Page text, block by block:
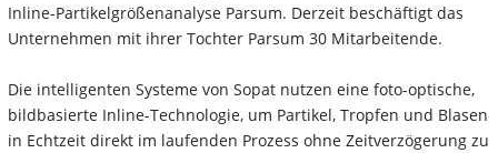
Inline-Partikelgrößenanalyse Parsum. Derzeit beschäftigt das
Unternehmen mit ihrer Tochter Parsum 30 Mitarbeitende.
Die intelligenten Systeme von Sopat nutzen eine foto-optische,
bildbasierte Inline-Technologie, um Partikel, Tropfen und Blasen
in Echtzeit direkt im laufenden Prozess ohne Zeitverzögerung zu